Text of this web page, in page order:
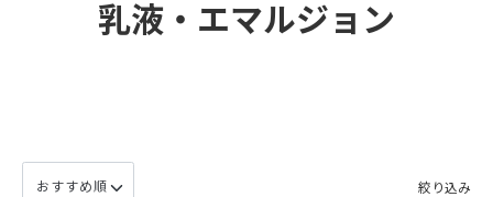
乳液・エマルジョン
絞り込み